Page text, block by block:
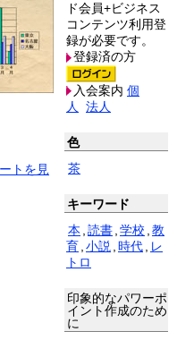
トを見
ド会員+ビジネス
コンテンツ利用登
録が必要です。
登録済の方
入会案内 個
人
法人
色
茶
キーワード
本 読書 学校 教
育 小説 時代
レ
トロ
印象的なパワーポ
イント作成のため
に